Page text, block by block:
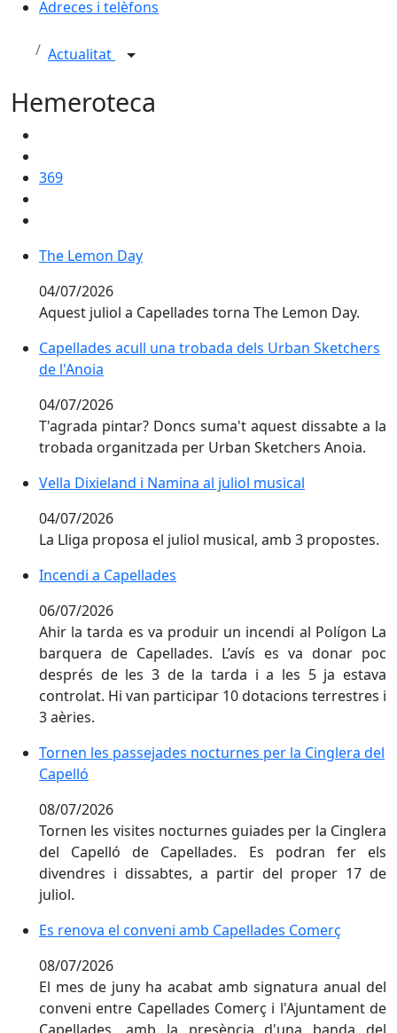
Adreces i telèfons
Actualitat
Hemeroteca
369
The Lemon Day
The Lemon Day
04/07/2026
Aquest juliol a Capellades torna The Lemon Day.
Capellades acull una trobada dels Urban Sketchers
Capellades acull una trobada dels Urban Sketchers
de l'Anoia
04/07/2026
T'agrada pintar? Doncs suma't aquest dissabte a la
trobada organitzada per Urban Sketchers Anoia.
Vella Dixieland i Namina al juliol musical
Vella Dixieland i Namina al juliol musical
04/07/2026
La Lliga proposa el juliol musical, amb 3 propostes.
Incendi a Capellades
Incendi a Capellades
06/07/2026
Ahir la tarda es va produir un incendi al Polígon La
barquera de Capellades. L’avís es va donar poc
després de les 3 de la tarda i a les 5 ja estava
controlat. Hi van participar 10 dotacions terrestres i
3 aèries.
Tornen les passejades nocturnes per la Cinglera del
Tornen les passejades nocturnes per la Cinglera del
Capelló
08/07/2026
Tornen les visites nocturnes guiades per la Cinglera
del Capelló de Capellades. Es podran fer els
divendres i dissabtes, a partir del proper 17 de
juliol.
Es renova el conveni amb Capellades Comerç
Es renova el conveni amb Capellades Comerç
08/07/2026
El mes de juny ha acabat amb signatura anual del
conveni entre Capellades Comerç i l'Ajuntament de